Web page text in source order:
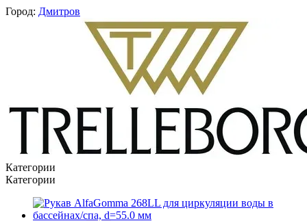
Город: Дмитров
Категории
Категории